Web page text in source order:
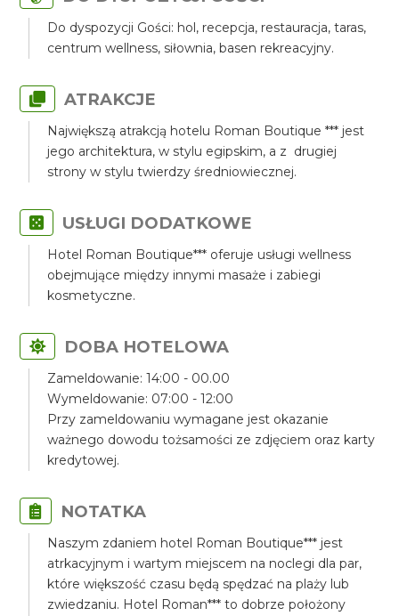
Do dyspozycji Gości: hol, recepcja, restauracja, taras,
centrum wellness, siłownia, basen rekreacyjny.
ATRAKCJE
Największą atrakcją hotelu Roman Boutique *** jest
jego architektura, w stylu egipskim, a z drugiej
strony w stylu twierdzy średniowiecznej.
USŁUGI DODATKOWE
Hotel Roman Boutique*** oferuje usługi wellness
obejmujące między innymi masaże i zabiegi
kosmetyczne.
DOBA HOTELOWA
Zameldowanie: 14:00 - 00.00
Wymeldowanie: 07:00 - 12:00
Przy zameldowaniu wymagane jest okazanie
ważnego dowodu tożsamości ze zdjęciem oraz karty
kredytowej.
NOTATKA
Naszym zdaniem hotel Roman Boutique*** jest
atrkacyjnym i wartym miejscem na noclegi dla par,
które większość czasu będą spędzać na plaży lub
zwiedzaniu. Hotel Roman*** to dobrze położony